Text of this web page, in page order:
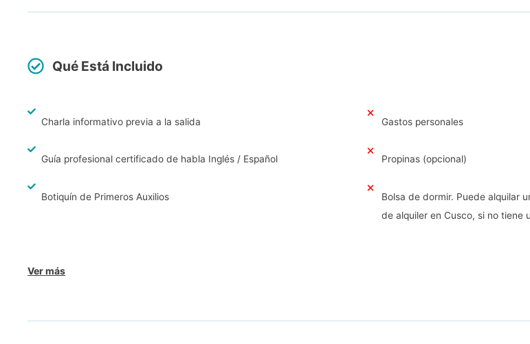
Qué Está Incluido
Charla informativo previa a la salida
Guía profesional certificado de habla Inglés / Español
Botiquín de Primeros Auxilios
Gastos personales
Propinas (opcional)
Bolsa de dormir. Puede alquilar
de alquiler en Cusco, si no tiene
Ver más